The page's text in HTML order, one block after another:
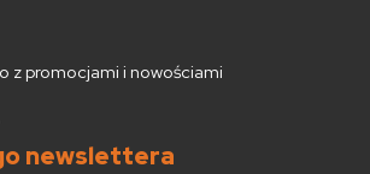
z promocjami i nowościami
newslettera